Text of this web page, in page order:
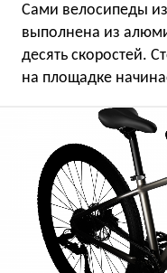
Сами велосипеды
выполнена из
десять скоростей.
на площадке